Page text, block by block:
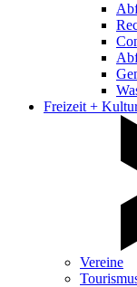
Freizeit +
Vereine